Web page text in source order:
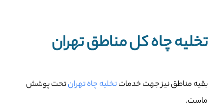
تخلیه چاه کل مناطق تهران
بقیه مناطق نیز جهت خدماتتخلیه چاه تهرانتحت پوشش
ماست.